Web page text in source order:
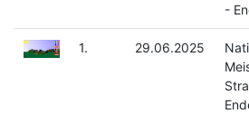
-
1. 29.06.2025